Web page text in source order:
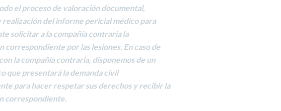
el proceso de valoración documental,
del informe pericial médico para
solicitar a la compañía contraria la
correspondiente por las lesiones. En caso de
la compañía contraria, disponemos de un
que presentará la demanda civil
para hacer respetar sus derechos y recibir la
correspondiente.